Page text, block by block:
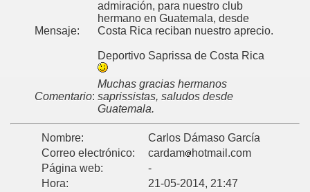
Mensaje:
admiración, para nuestro club
hermano en Guatemala, desde
Costa Rica reciban nuestro aprecio.
Deportivo Saprissa de Costa Rica
Comentario:
Muchas gracias hermanos
saprissistas, saludos desde
Guatemala.
Nombre:
Carlos Dámaso García
Correo electrónico:
cardam
hotmail.com
Página web:
-
Hora:
21-05-2014, 21:47